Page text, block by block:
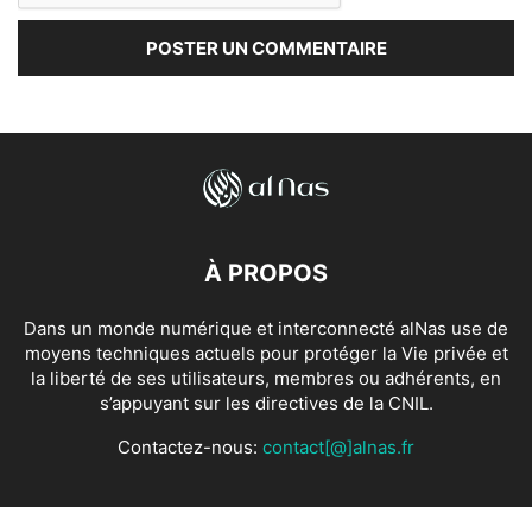
À PROPOS
Dans un monde numérique et interconnecté alNas use de
moyens techniques actuels pour protéger la Vie privée et
la liberté de ses utilisateurs, membres ou adhérents, en
s’appuyant sur les directives de la CNIL.
Contactez-nous: contact[@]alnas.fr